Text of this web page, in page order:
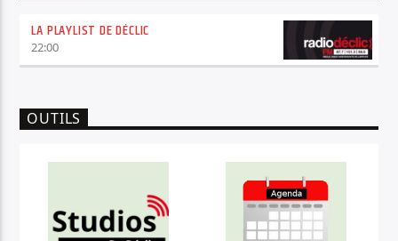
LA PLAYLIST DE DÉCLIC
22:00
OUTILS